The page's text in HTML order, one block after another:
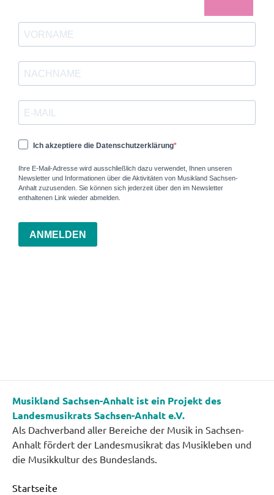
Ich akzeptiere die Datenschutzerklärung
Ihre E-Mail-Adresse wird ausschließlich dazu verwendet, Ihnen unseren
Newsletter und Informationen über die Aktivitäten von Musikland Sachsen-
Anhalt zuzusenden. Sie können sich jederzeit über den im Newsletter
enthaltenen Link wieder abmelden.
ANMELDEN
Musikland Sachsen-Anhalt ist ein Projekt des
Landesmusikrats Sachsen-Anhalt e.V.
Als Dachverband aller Bereiche der Musik in Sachsen-
Anhalt fördert der Landesmusikrat das Musikleben und
die Musikkultur des Bundeslands.
Startseite